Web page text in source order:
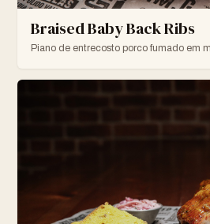
Braised Baby Back Ribs
Piano de entrecosto porco fumado em